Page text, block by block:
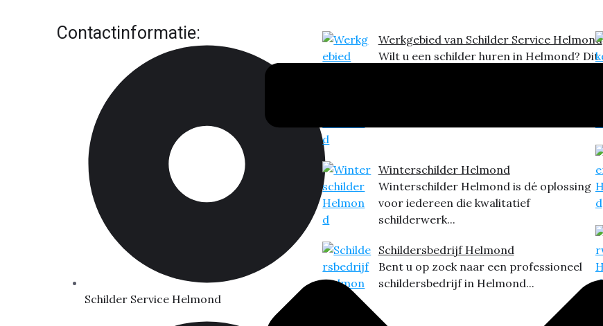
Contactinformatie:
Schilder Service Helmond
Werkgebied van Schilder Service Helmond
Wilt u een schilder huren in Helmond? Dit
Winterschilder Helmond
Winterschilder Helmond is dé oplossing
voor iedereen die kwalitatief
schilderwerk...
Schildersbedrijf Helmond
Bent u op zoek naar een professioneel
schildersbedrijf in Helmond...